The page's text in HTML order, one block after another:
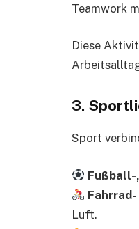
Teamwork
Diese
3.
Sport
Fußball-
Luft.